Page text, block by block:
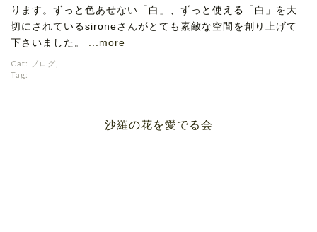
ります。ずっと色あせない「白」、ずっと使える「白」を大
切にされているsironeさんがとても素敵な空間を創り上げて
下さいました。
...more
Cat: ブログ
Tag:
沙羅の花を愛でる会